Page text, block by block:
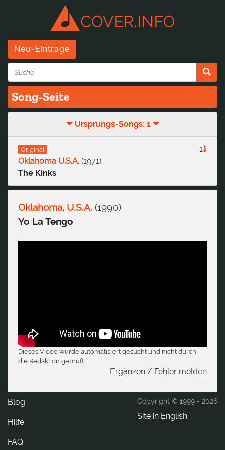
Neu-Einträge
Song-Seite
Ursprungs-Songs: 1
Original
1
Oklahoma U.S.A. (1971)
The Kinks
Oklahoma, U.S.A. (1990)
Yo La Tengo
Dieses Video wurde automatisiert gesucht und nicht durch
die Redaktion geprüft.
Ergänzen / Fehler melden
Copyright © 1999 - 2026
Site in English
Blog
Hilfe
FAQ